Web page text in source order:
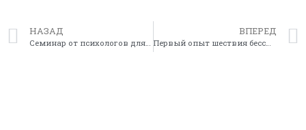
НАЗАД ВПЕРЕД
Первый опыт шествия бессмертного полка в детском саду «Лингва» в рамках празднования Дня защитника Отечества